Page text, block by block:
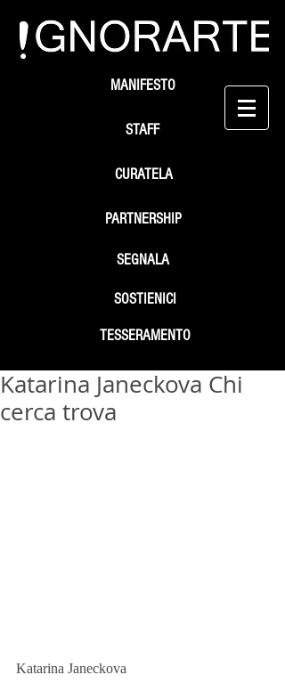
STAFF
SEGNALA
SOSTIENICI
MANIFESTO
PARTNERSHIP
TESSERAMENTO
CURATELA
Katarina Janeckova Chi
cerca trova
Katarina Janeckova